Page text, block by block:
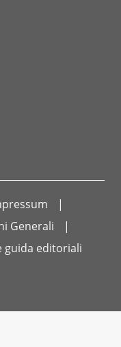
Generali
guida editoriali